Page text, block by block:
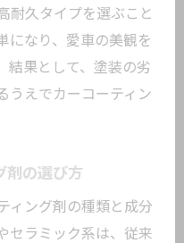
耐久タイプを選ぶこと
になり、愛車の美観を
結果として、塗装の劣
うえでカーコーティン
剤の選び方
ィング剤の種類と成分
セラミック系は、従来